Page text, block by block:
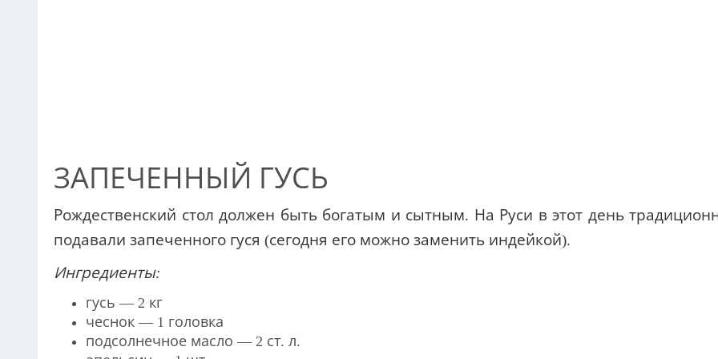
лимонный сок — 2 ст.л.
мед — 2 ч. л.
специи — по вкусу.
Приготовление:
Головку чеснока очищаем и разделяем на зубчики, измельчаем через пресс.
К чесночной массе вливаем подсолнечное масло.
Апельсин разрезаем на две части и выжимаем сок в миску с уже готовой массой.
хорошо перемешиваем.Маринад готов!